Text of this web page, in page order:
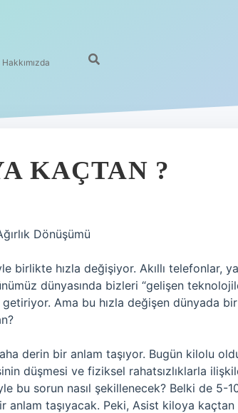
Hakkımızda
KAÇTAN ?
Dönüşümü
birlikte hızla değişiyor. Akıllı telefonlar,
dünyasında bizleri “gelişen
Ama bu hızla değişen dünyada
derin bir anlam taşıyor. Bugün kilolu
düşmesi ve fiziksel rahatsızlıklarla
bu sorun nasıl şekillenecek? Belki de 5-
anlam taşıyacak. Peki, Asist kiloya